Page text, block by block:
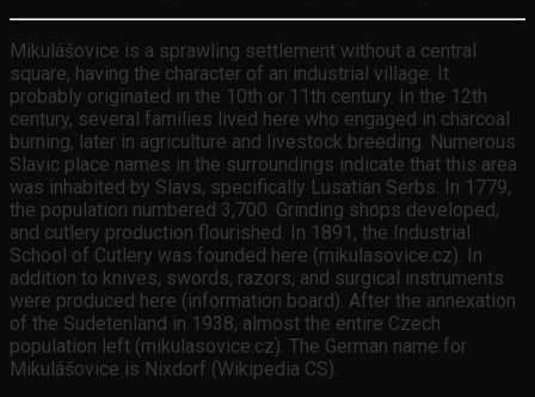
Mikulášovice is a sprawling settlement without a central
square, having the character of an industrial village. It
probably originated in the 10th or 11th century. In the 12th
century, several families lived here who engaged in charcoal
burning, later in agriculture and livestock breeding. Numerous
Slavic place names in the surroundings indicate that this area
was inhabited by Slavs, specifically Lusatian Serbs. In 1779,
the population numbered 3,700. Grinding shops developed,
and cutlery production flourished. In 1891, the Industrial
School of Cutlery was founded here (mikulasovice.cz). In
addition to knives, swords, razors, and surgical instruments
were produced here (information board). After the annexation
of the Sudetenland in 1938, almost the entire Czech
population left (mikulasovice.cz). The German name for
Mikulášovice is Nixdorf (Wikipedia CS).